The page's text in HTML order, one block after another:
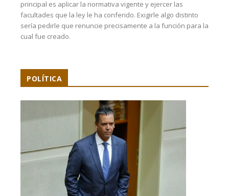
principal es aplicar la normativa vigente y ejercer las
facultades que la ley le ha conferido. Exigirle algo distinto
sería pedirle que renuncie precisamente a la función para la
cual fue creado.
POLÍTICA